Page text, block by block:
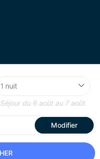
Séjour du 6 août au 7 août
Modifier